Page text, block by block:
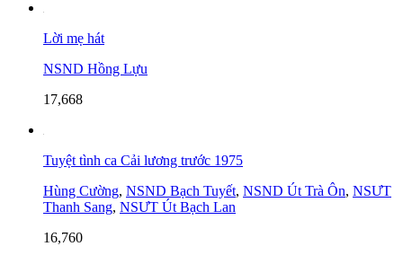
Lời mẹ hát
NSND Hồng Lựu
17,668
Tuyệt tình ca Cải lương trước 1975
Hùng Cường, NSND Bạch Tuyết, NSND Út Trà Ôn, NSƯT
Thanh Sang, NSƯT Út Bạch Lan
16,760